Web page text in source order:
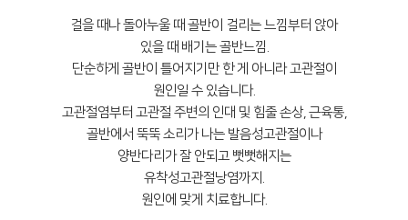
걸을 때나 돌아누울 때 골반이 걸리는 느낌부터 앉아
있을 때 배기는 골반느낌.
단순하게 골반이 틀어지기만 한 게 아니라 고관절이
원인일 수 있습니다.
고관절염부터 고관절 주변의 인대 및 힘줄 손상, 근육통,
골반에서 뚝뚝 소리가 나는 발음성고관절이나
양반다리가 잘 안되고 뻣뻣해지는
유착성고관절낭염까지.
원인에 맞게 치료합니다.